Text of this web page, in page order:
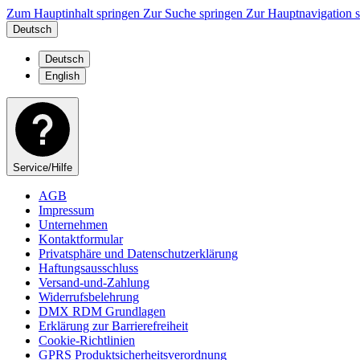
Zum Hauptinhalt springen Zur Suche springen Zur Hauptnavigation
Deutsch
Deutsch
English
Service/Hilfe
AGB
Impressum
Unternehmen
Kontaktformular
Privatsphäre und Datenschutzerklärung
Haftungsausschluss
Versand-und-Zahlung
Widerrufsbelehrung
DMX RDM Grundlagen
Erklärung zur Barrierefreiheit
Cookie-Richtlinien
GPRS Produktsicherheitsverordnung